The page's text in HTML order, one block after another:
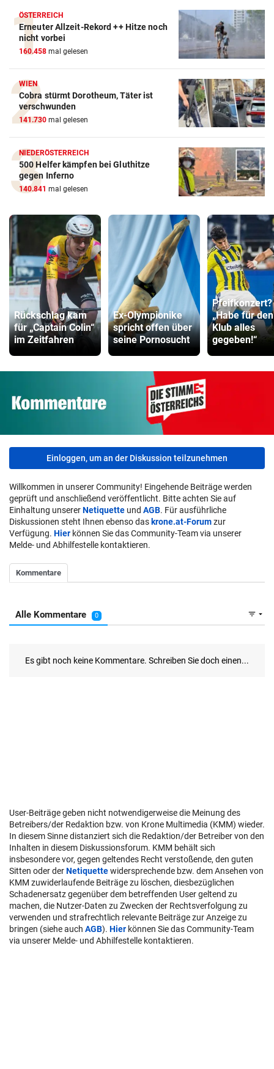
ÖSTERREICH
Erneuter Allzeit-Rekord ++ Hitze noch
nicht vorbei
160.458 mal gelesen
WIEN
Cobra stürmt Dorotheum, Täter ist
verschwunden
141.730 mal gelesen
NIEDERÖSTERREICH
500 Helfer kämpfen bei Gluthitze
gegen Inferno
140.841 mal gelesen
Rückschlag kam
für „Captain Colin“
im Zeitfahren
Ex-Olympionike
spricht offen über
seine Pornosucht
Pfeifkonzert?
„Habe für den
Klub alles
gegeben!“
Einloggen, um an der Diskussion teilzunehmen
Willkommen in unserer Community! Eingehende Beiträge werden
geprüft und anschließend veröffentlicht. Bitte achten Sie auf
Einhaltung unsererNetiquette und AGB. Für ausführliche
Diskussionen steht Ihnen ebenso das krone.at-Forumzur
Verfügung. Hier können Sie das Community-Team via unserer
Melde- und Abhilfestelle kontaktieren.
User-Beiträge geben nicht notwendigerweise die Meinung des
Betreibers/der Redaktion bzw. von Krone Multimedia (KMM) wieder.
In diesem Sinne distanziert sich die Redaktion/der Betreiber von den
Inhalten in diesem Diskussionsforum. KMM behält sich
insbesondere vor, gegen geltendes Recht verstoßende, den guten
Sitten oder derNetiquettewidersprechende bzw. dem Ansehen von
KMM zuwiderlaufende Beiträge zu löschen, diesbezüglichen
Schadenersatz gegenüber dem betreffenden User geltend zu
machen, die Nutzer-Daten zu Zwecken der Rechtsverfolgung zu
verwenden und strafrechtlich relevante Beiträge zur Anzeige zu
bringen (siehe auch AGB). Hier können Sie das Community-Team
via unserer Melde- und Abhilfestelle kontaktieren.